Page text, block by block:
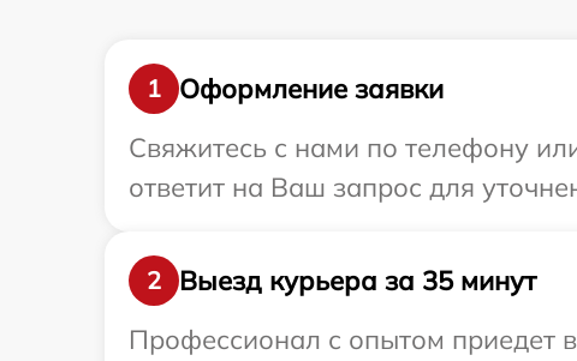
1
Оформление заявки
Свяжитесь с нами по телефону
ответит на Ваш запрос для
2
Выезд курьера за 35 минут
Профессионал с опытом приедет